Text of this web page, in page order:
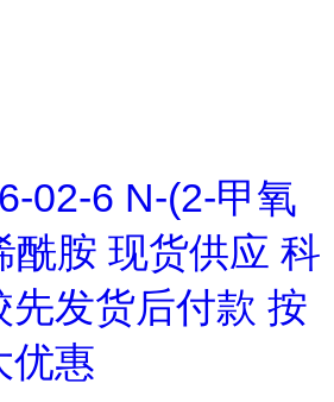
02-6 N-(2-甲氧
酰胺 现货供应 科
先发货后付款 按
优惠